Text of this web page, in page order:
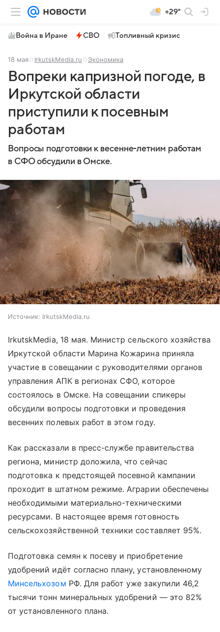
+29°
Война в Иране СВО Топливный кризис
18 мая IrkutskMedia.ru Экономика
Вопреки капризной погоде, в
Иркутской области
приступили к посевным
работам
Вопросы подготовки к весенне-летним работам
в СФО обсудили в Омске.
Источник: IrkutskMedia.ru
IrkutskMedia, 18 мая. Министр сельского хозяйства
Иркутской области Марина Кожарина приняла
участие в совещании с руководителями органов
управления АПК в регионах СФО, которое
состоялось в Омске. На совещании спикеры
обсудили вопросы подготовки и проведения
весенних полевых работ в этом году.
Как рассказали в пресс-службе правительства
региона, министр доложила, что сейчас
подготовка к предстоящей посевной кампании
проходит в штатном режиме. Аграрии обеспечены
необходимыми материально-техническими
ресурсами. В настоящее время готовность
сельскохозяйственной техники составляет 95%.
Подготовка семян к посеву и приобретение
удобрений идёт согласно плану, установленному
Минсельхозом РФ. Для работ уже закупили 46,2
тысячи тонн минеральных удобрений — это 82%
от установленного плана.